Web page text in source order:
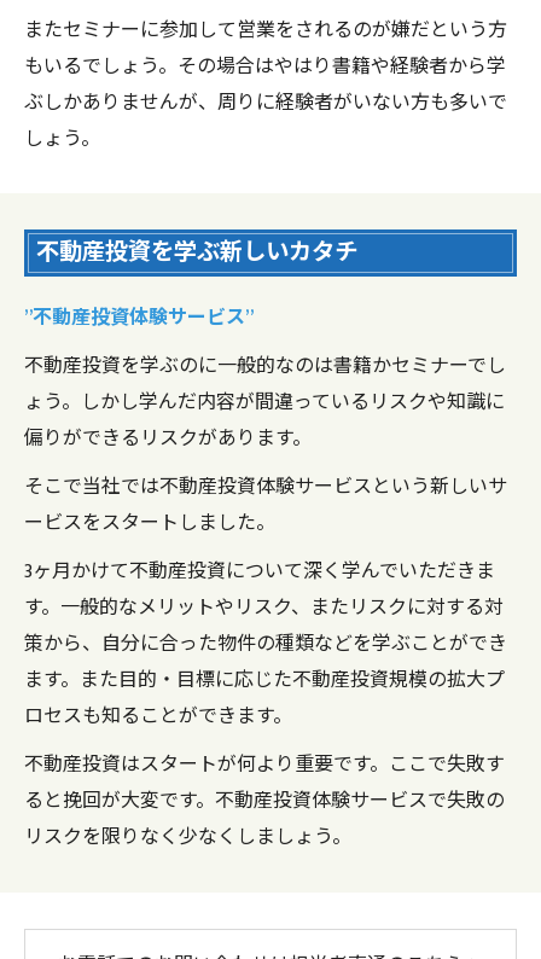
またセミナーに参加して営業をされるのが嫌だという方
もいるでしょう。その場合はやはり書籍や経験者から学
ぶしかありませんが、周りに経験者がいない方も多いで
しょう。
不動産投資を学ぶ新しいカタチ
”不動産投資体験サービス”
不動産投資を学ぶのに一般的なのは書籍かセミナーでし
ょう。しかし学んだ内容が間違っているリスクや知識に
偏りができるリスクがあります。
そこで当社では不動産投資体験サービスという新しいサ
ービスをスタートしました。
3ヶ月かけて不動産投資について深く学んでいただきま
す。一般的なメリットやリスク、またリスクに対する対
策から、自分に合った物件の種類などを学ぶことができ
ます。また目的・目標に応じた不動産投資規模の拡大プ
ロセスも知ることができます。
不動産投資はスタートが何より重要です。ここで失敗す
ると挽回が大変です。不動産投資体験サービスで失敗の
リスクを限りなく少なくしましょう。